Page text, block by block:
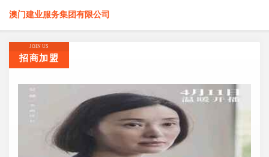
澳门建业服务集团有限公司
JOIN US
招商加盟